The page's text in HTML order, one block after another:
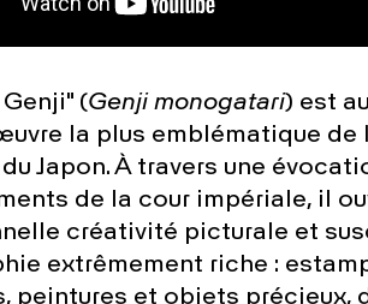
(Genji monogatari) est
la plus emblématique de
Japon. À travers une
de la cour impériale, il
créativité picturale et
extrêmement riche :
peintures et objets précieux,